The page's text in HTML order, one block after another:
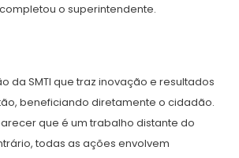
o superintendente.
da SMTI que traz inovação e resultados
beneficiando diretamente o cidadão.
que é um trabalho distante do
todas as ações envolvem